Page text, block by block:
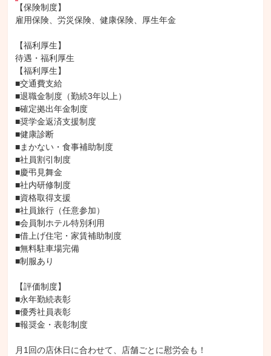
【保険制度】
雇用保険、労災保険、健康保険、厚生年金
【福利厚生】
待遇・福利厚生
【福利厚生】
■交通費支給
■退職金制度（勤続3年以上）
■確定拠出年金制度
■奨学金返済支援制度
■健康診断
■まかない・食事補助制度
■社員割引制度
■慶弔見舞金
■社内研修制度
■資格取得支援
■社員旅行（任意参加）
■会員制ホテル特別利用
■借上げ住宅・家賃補助制度
■無料駐車場完備
■制服あり
【評価制度】
■永年勤続表彰
■優秀社員表彰
■報奨金・表彰制度
月1回の店休日に合わせて、店舗ごとに慰労会も！